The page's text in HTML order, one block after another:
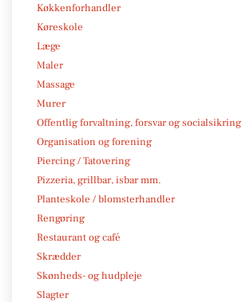
Køkkenforhandler
Køreskole
Læge
Maler
Massage
Murer
Offentlig forvaltning, forsvar og socialsikring
Organisation og forening
Piercing / Tatovering
Pizzeria, grillbar, isbar mm.
Planteskole / blomsterhandler
Rengøring
Restaurant og café
Skrædder
Skønheds- og hudpleje
Slagter